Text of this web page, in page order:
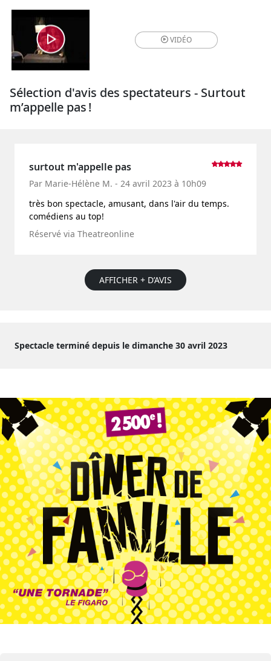
VIDÉO
Sélection d'avis des spectateurs - Surtout
m’appelle pas !
surtout m'appelle pas
Par Marie-Hélène M. - 24 avril 2023 à 10h09
très bon spectacle, amusant, dans l'air du temps.
comédiens au top!
Réservé via Theatreonline
AFFICHER + D’AVIS
Spectacle terminé depuis le dimanche 30 avril 2023